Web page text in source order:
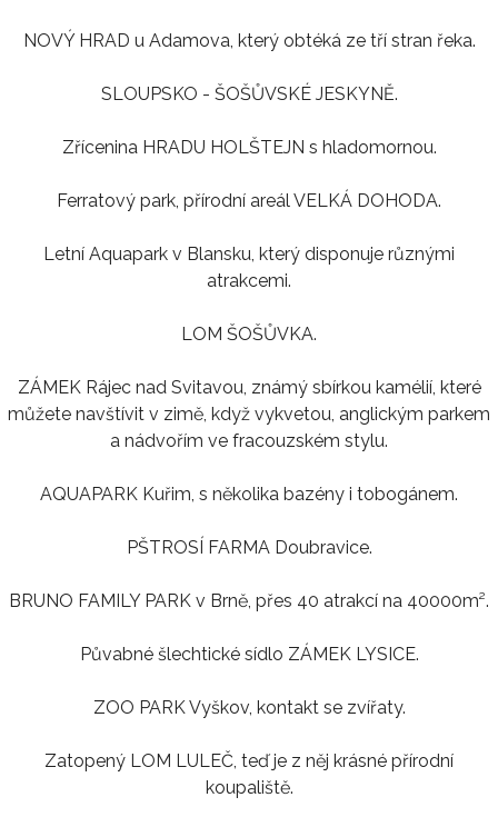
NOVÝ HRAD u Adamova, který obtéká ze tří stran řeka.
SLOUPSKO - ŠOŠŮVSKÉ JESKYNĚ.
Zřícenina HRADU HOLŠTEJN s hladomornou.
Ferratový park, přírodní areál VELKÁ DOHODA.
Letní Aquapark v Blansku, který disponuje různými
atrakcemi.
LOM ŠOŠŮVKA.
ZÁMEK Rájec nad Svitavou, známý sbírkou kamélií, které
můžete navštívit v zimě, když vykvetou, anglickým parkem
a nádvořím ve fracouzském stylu.
AQUAPARK Kuřim, s několika bazény i tobogánem.
PŠTROSÍ FARMA Doubravice.
BRUNO FAMILY PARK v Brně, přes 40 atrakcí na 40000m².
Půvabné šlechtické sídlo ZÁMEK LYSICE.
ZOO PARK Vyškov, kontakt se zvířaty.
Zatopený LOM LULEČ, teď je z něj krásné přírodní
koupaliště.